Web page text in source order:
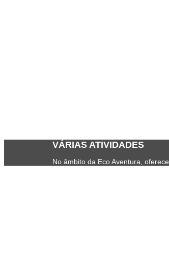
VÁRIAS ATIVIDADES
No âmbito da Eco Aventura,